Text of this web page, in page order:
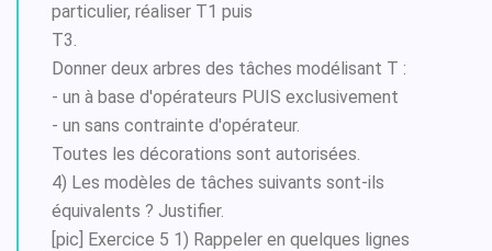
particulier, réaliser T1 puis
T3.
Donner deux arbres des tâches modélisant T :
- un à base d'opérateurs PUIS exclusivement
- un sans contrainte d'opérateur.
Toutes les décorations sont autorisées.
4) Les modèles de tâches suivants sont-ils
équivalents ? Justifier.
[pic] Exercice 5 1) Rappeler en quelques lignes